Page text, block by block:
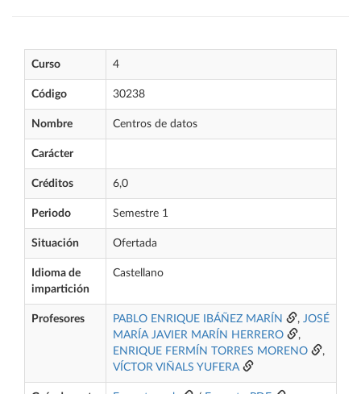
Curso 4
Código 30238
Nombre Centros de datos
Carácter
Créditos 6,0
Periodo Semestre 1
Situación Ofertada
Idioma de
impartición
Castellano
Profesores PABLO ENRIQUE IBÁÑEZ MARÍN , JOSÉ
MARÍA JAVIER MARÍN HERRERO
,
ENRIQUE FERMÍN TORRES MORENO
,
VÍCTOR VIÑALS YUFERA